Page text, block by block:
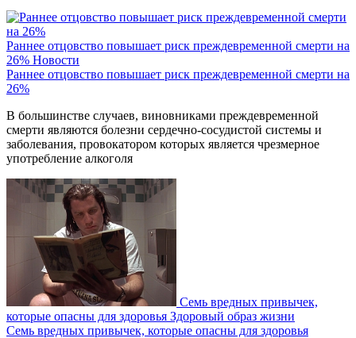
Раннее отцовство повышает риск преждевременной смерти на
26% Новости
Раннее отцовство повышает риск преждевременной смерти на
26%
В большинстве случаев, виновниками преждевременной
смерти являются болезни сердечно-сосудистой системы и
заболевания, провокатором которых является чрезмерное
употребление алкоголя
Семь вредных привычек,
которые опасны для здоровья Здоровый образ жизни
Семь вредных привычек, которые опасны для здоровья